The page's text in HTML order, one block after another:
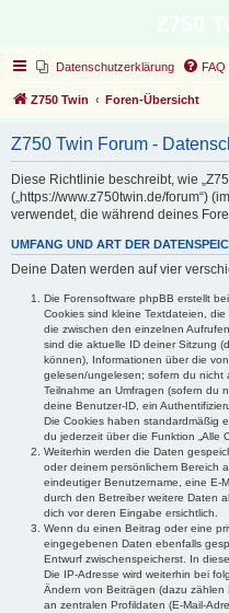
Datenschutzerklärung FAQ
Z750 Twin Foren-Übersicht
Z750 Twin Forum -
Diese Richtlinie beschreibt, wie
(„https://www.z750twin.de/forum“)
verwendet, die während deines
UMFANG UND ART DER
Deine Daten werden auf vier
Die Forensoftware phpBB erstellt
Cookies sind kleine Textdateien,
die zwischen den einzelnen
sind die aktuelle ID deiner Sitzung
können), Informationen über die
gelesen/ungelesen; sofern du nicht
Teilnahme an Umfragen (sofern du
deine Benutzer-ID, ein
Die Cookies haben standardmäßig
du jederzeit über die Funktion „Alle
Weiterhin werden die Daten
oder deinem persönlichem Bereich
eindeutiger Benutzername, eine E-
durch den Betreiber weitere Daten
dich vor deren Eingabe ersichtlich.
Wenn du einen Beitrag oder eine
eingegebenen Daten ebenfalls
Entwurf zwischenspeicherst. In
Die IP-Adresse wird weiterhin bei
Ändern von Beiträgen (dazu
an zentralen Profildaten (E-Mail-